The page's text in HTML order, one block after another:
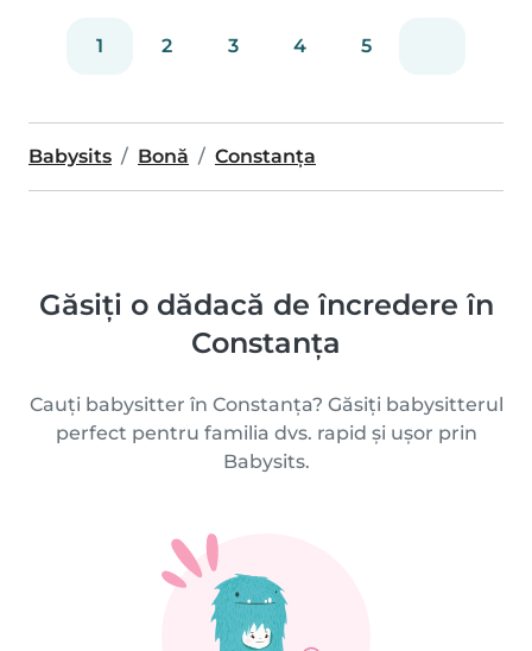
1 2 3 4 5
Babysits Bonă Constanța
Găsiți o dădacă de încredere în
Constanța
Cauți babysitter în Constanța? Găsiți babysitterul
perfect pentru familia dvs. rapid și ușor prin
Babysits.